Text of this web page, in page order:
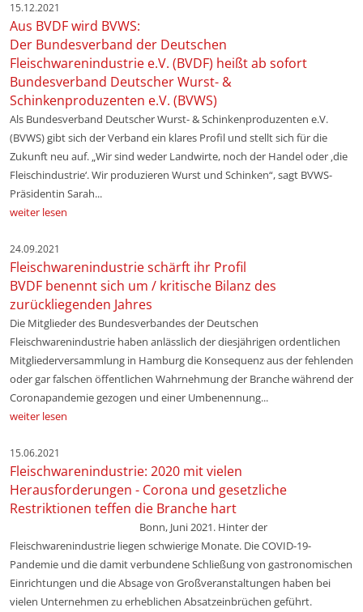
15.12.2021
Aus BVDF wird BVWS:
Der Bundesverband der Deutschen
Fleischwarenindustrie e.V. (BVDF) heißt ab sofort
Bundesverband Deutscher Wurst- &
Schinkenproduzenten e.V. (BVWS)
Als Bundesverband Deutscher Wurst- & Schinkenproduzenten e.V.
(BVWS) gibt sich der Verband ein klares Profil und stellt sich für die
Zukunft neu auf. „Wir sind weder Landwirte, noch der Handel oder ‚die
Fleischindustrie‘. Wir produzieren Wurst und Schinken“, sagt BVWS-
Präsidentin Sarah...
weiter lesen
24.09.2021
Fleischwarenindustrie schärft ihr Profil
BVDF benennt sich um / kritische Bilanz des
zurückliegenden Jahres
Die Mitglieder des Bundesverbandes der Deutschen
Fleischwarenindustrie haben anlässlich der diesjährigen ordentlichen
Mitgliederversammlung in Hamburg die Konsequenz aus der fehlenden
oder gar falschen öffentlichen Wahrnehmung der Branche während der
Coronapandemie gezogen und einer Umbenennung...
weiter lesen
15.06.2021
Fleischwarenindustrie: 2020 mit vielen
Herausforderungen - Corona und gesetzliche
Restriktionen teffen die Branche hart
Bonn, Juni 2021. Hinter der
Fleischwarenindustrie liegen schwierige Monate. Die COVID-19-
Pandemie und die damit verbundene Schließung von gastronomischen
Einrichtungen und die Absage von Großveranstaltungen haben bei
vielen Unternehmen zu erheblichen Absatzeinbrüchen geführt.